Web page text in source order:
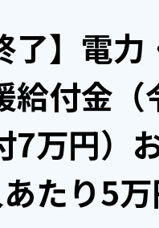
了】電
給付金
7万円）
たり5